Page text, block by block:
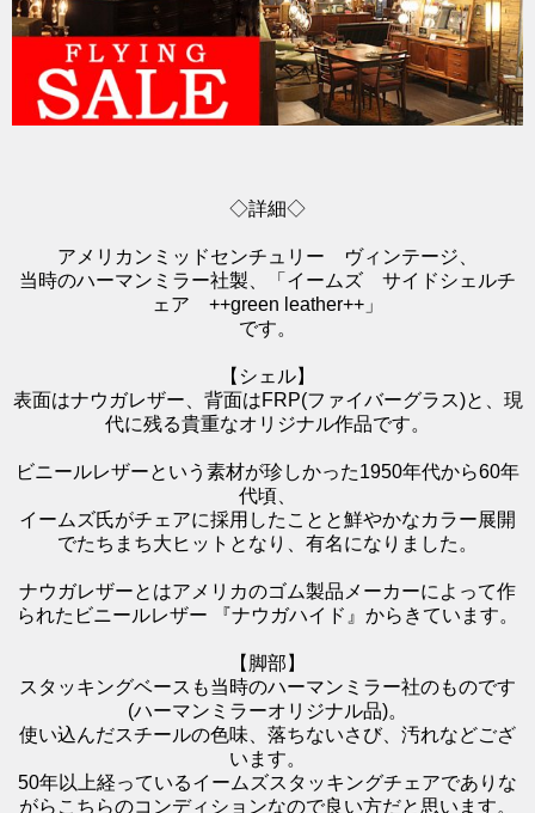
◇詳細◇
アメリカンミッドセンチュリー ヴィンテージ、
当時のハーマンミラー社製、「イームズ サイドシェルチ
ェア ++green leather++」
です。
【シェル】
表面はナウガレザー、背面はFRP(ファイバーグラス)と、現
代に残る貴重なオリジナル作品です。
ビニールレザーという素材が珍しかった1950年代から60年
代頃、
イームズ氏がチェアに採用したことと鮮やかなカラー展開
でたちまち大ヒットとなり、有名になりました。
ナウガレザーとはアメリカのゴム製品メーカーによって作
られたビニールレザー 『ナウガハイド』からきています。
【脚部】
スタッキングベースも当時のハーマンミラー社のものです
(ハーマンミラーオリジナル品)。
使い込んだスチールの色味、落ちないさび、汚れなどござ
います。
50年以上経っているイームズスタッキングチェアでありな
がらこちらのコンディションなので良い方だと思います。